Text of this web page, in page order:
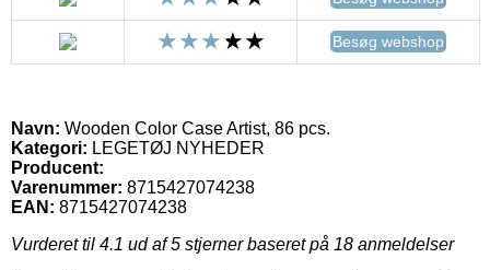
Besøg webshop
Navn: Wooden Color Case Artist, 86 pcs.
Kategori: LEGETØJ NYHEDER
Producent:
Varenummer: 8715427074238
EAN: 8715427074238
Vurderet til 4.1 ud af 5 stjerner baseret på 18 anmeldelser